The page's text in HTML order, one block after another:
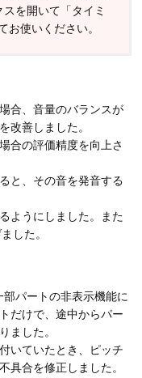
を開いて「タイミ
お使いください。
合、音量のバランスが
改善しました。
合の評価精度を向上さ
と、その音を発音する
ようにしました。また
した。
部パートの非表示機能に
だけで、途中からパー
ました。
いていたとき、ピッチ
具合を修正しました。